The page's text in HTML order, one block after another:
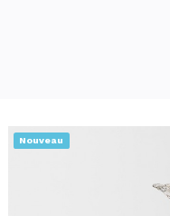
Nouveau